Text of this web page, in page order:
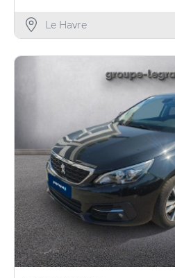
Le Havre